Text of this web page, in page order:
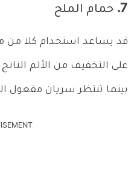
7. حمام الملح
قد يساعد استخدام كلا من
على التخفيف من الألم
بينما تنتظر سريان مفعول